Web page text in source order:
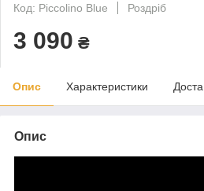
Код: Piccolino Blue
Роздріб
3 090 ₴
Опис Характеристики
Опис